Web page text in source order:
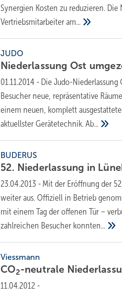
Synergien Kosten zu reduzieren.
Vertriebsmitarbeiteram...
JUDO
Niederlassung Ost
01.11.2014 - Die Judo-
Besucher neue, repräsentative
einem neuen, komplett
aktuellster Gerätetechnik.Ab...
BUDERUS
52. Niederlassung in
23.04.2013 - Mit der Eröffnung der
weiter aus. Offiziell in Betrieb
mit einem Tag der offenen Tür –
zahlreichen Besucher konnten...
Viessmann
CO2-neutrale
11.04.2012 -